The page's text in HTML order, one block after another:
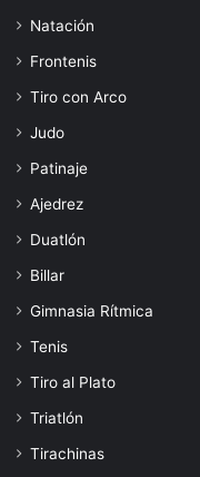
Natación
Frontenis
Tiro con Arco
Judo
Patinaje
Ajedrez
Duatlón
Billar
Gimnasia Rítmica
Tenis
Tiro al Plato
Triatlón
Tirachinas